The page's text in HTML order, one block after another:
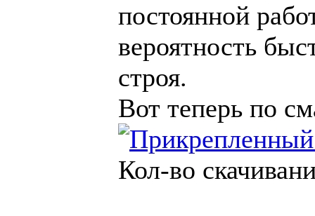
постоянной
вероятность
строя.
Вот теперь по
Кол-во